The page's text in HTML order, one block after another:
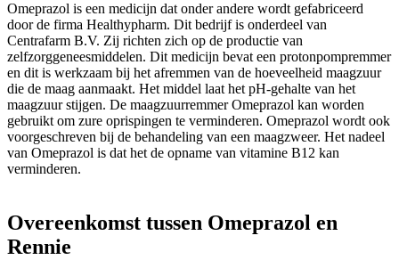
Omeprazol is een medicijn dat onder andere wordt gefabriceerd
door de firma Healthypharm. Dit bedrijf is onderdeel van
Centrafarm B.V. Zij richten zich op de productie van
zelfzorggeneesmiddelen. Dit medicijn bevat een protonpompremmer
en dit is werkzaam bij het afremmen van de hoeveelheid maagzuur
die de maag aanmaakt. Het middel laat het pH-gehalte van het
maagzuur stijgen. De maagzuurremmer Omeprazol kan worden
gebruikt om zure oprispingen te verminderen. Omeprazol wordt ook
voorgeschreven bij de behandeling van een maagzweer. Het nadeel
van Omeprazol is dat het de opname van vitamine B12 kan
verminderen.
Overeenkomst tussen Omeprazol en
Rennie